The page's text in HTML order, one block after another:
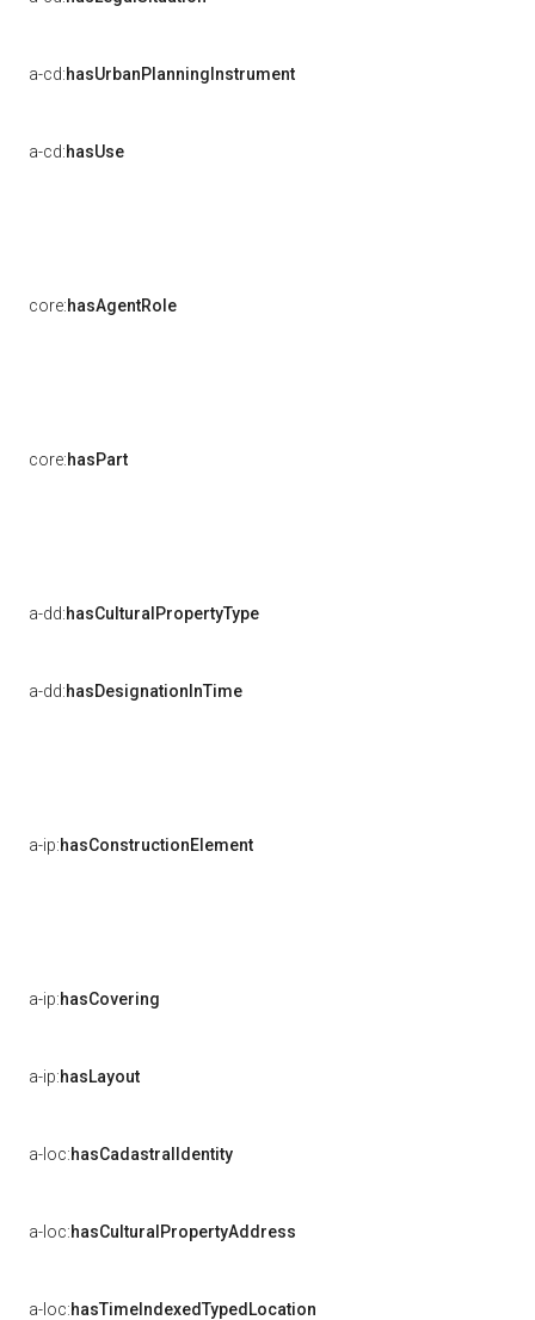
a-cd:hasUrbanPlanningInstrument
a-cd:hasUse
core:hasAgentRole
core:hasPart
a-dd:hasCulturalPropertyType
a-dd:hasDesignationInTime
a-ip:hasConstructionElement
a-ip:hasCovering
a-ip:hasLayout
a-loc:hasCadastralIdentity
a-loc:hasCulturalPropertyAddress
a-loc:hasTimeIndexedTypedLocation